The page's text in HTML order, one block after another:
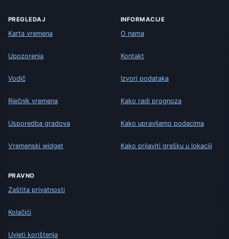
PREGLEDAJ
Karta vremena
Upozorenja
Vodič
Rječnik vremena
Usporedba gradova
Vremenski widget
INFORMACIJE
O nama
Kontakt
Izvori podataka
Kako radi prognoza
Kako upravljamo podacima
Kako prijaviti grešku u lokaciji
PRAVNO
Zaštita privatnosti
Kolačići
Uvjeti korištenja